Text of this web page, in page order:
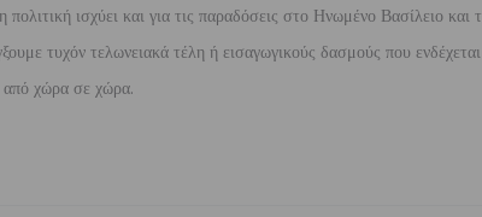
ισχύει και για τις παραδόσεις στο Ηνωμένο Βασίλειο και
τυχόν τελωνειακά τέλη ή εισαγωγικούς δασμούς που
από χώρα σε χώρα.